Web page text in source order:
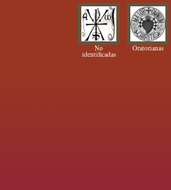
No
identificadas
Oratorianas